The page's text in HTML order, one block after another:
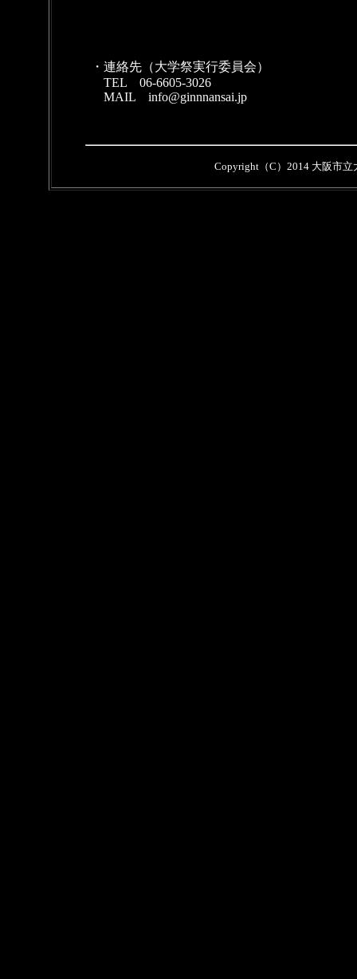
・連絡先（大学祭実行委員会）
TEL 06-6605-3026
MAIL info@ginnnansai.jp
Copyright（C）2014 大阪市